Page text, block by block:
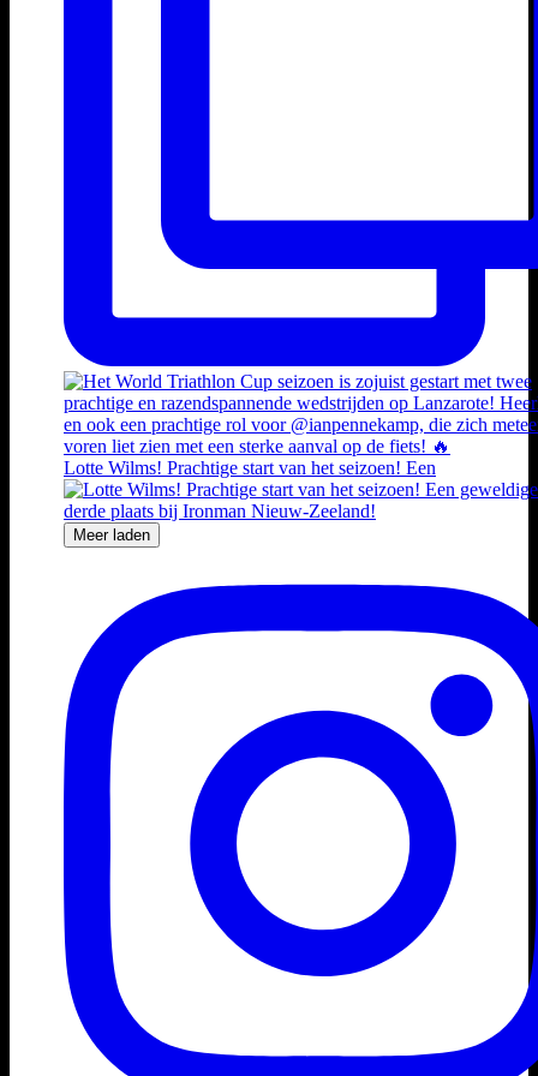
Lotte Wilms! Prachtige start van het seizoen! Een
Meer laden